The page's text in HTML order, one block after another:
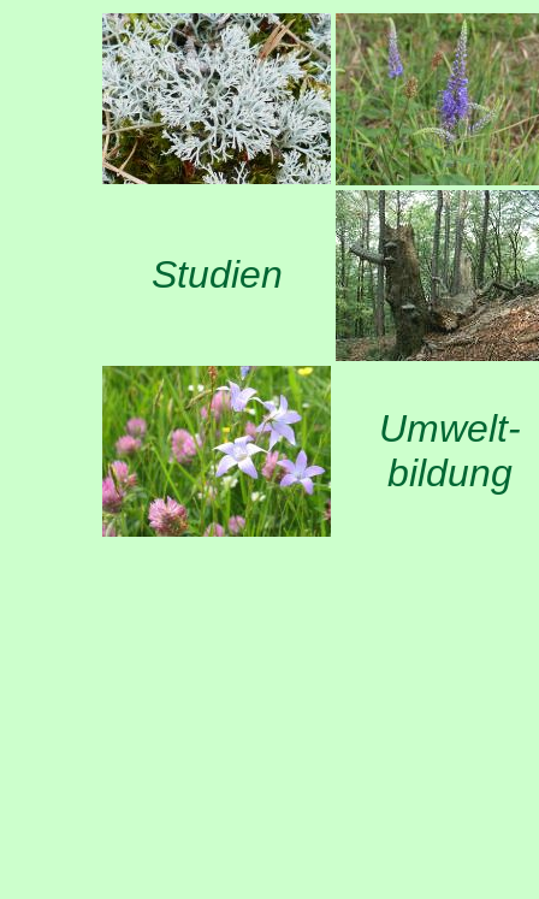
Studien
Umwelt-
bildung